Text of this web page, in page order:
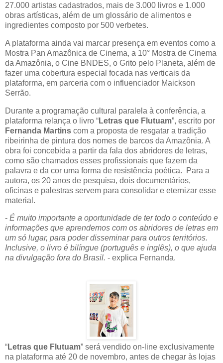
27.000 artistas cadastrados, mais de 3.000 livros e 1.000
obras artísticas, além de um glossário de alimentos e
ingredientes composto por 500 verbetes.
A plataforma ainda vai marcar presença em eventos como a
Mostra Pan Amazônica de Cinema, a 10° Mostra de Cinema
da Amazônia, o Cine BNDES, o Grito pelo Planeta, além de
fazer uma cobertura especial focada nas verticais da
plataforma, em parceria com o influenciador Maickson
Serrão.
Durante a programação cultural paralela à conferência, a
plataforma relança o livro “Letras que Flutuam”, escrito por
Fernanda Martins com a proposta de resgatar a tradição
ribeirinha de pintura dos nomes de barcos da Amazônia. A
obra foi concebida a partir da fala dos abridores de letras,
como são chamados esses profissionais que fazem da
palavra e da cor uma forma de resistência poética. Para a
autora, os 20 anos de pesquisa, dois documentários,
oficinas e palestras servem para consolidar e eternizar esse
material.
- É muito importante a oportunidade de ter todo o conteúdo e
informações que aprendemos com os abridores de letras em
um só lugar, para poder disseminar para outros territórios.
Inclusive, o livro é bilíngue (português e inglês), o que ajuda
na divulgação fora do Brasil. - explica Fernanda.
“Letras que Flutuam” será vendido on-line exclusivamente
na plataforma até 20 de novembro, antes de chegar às lojas